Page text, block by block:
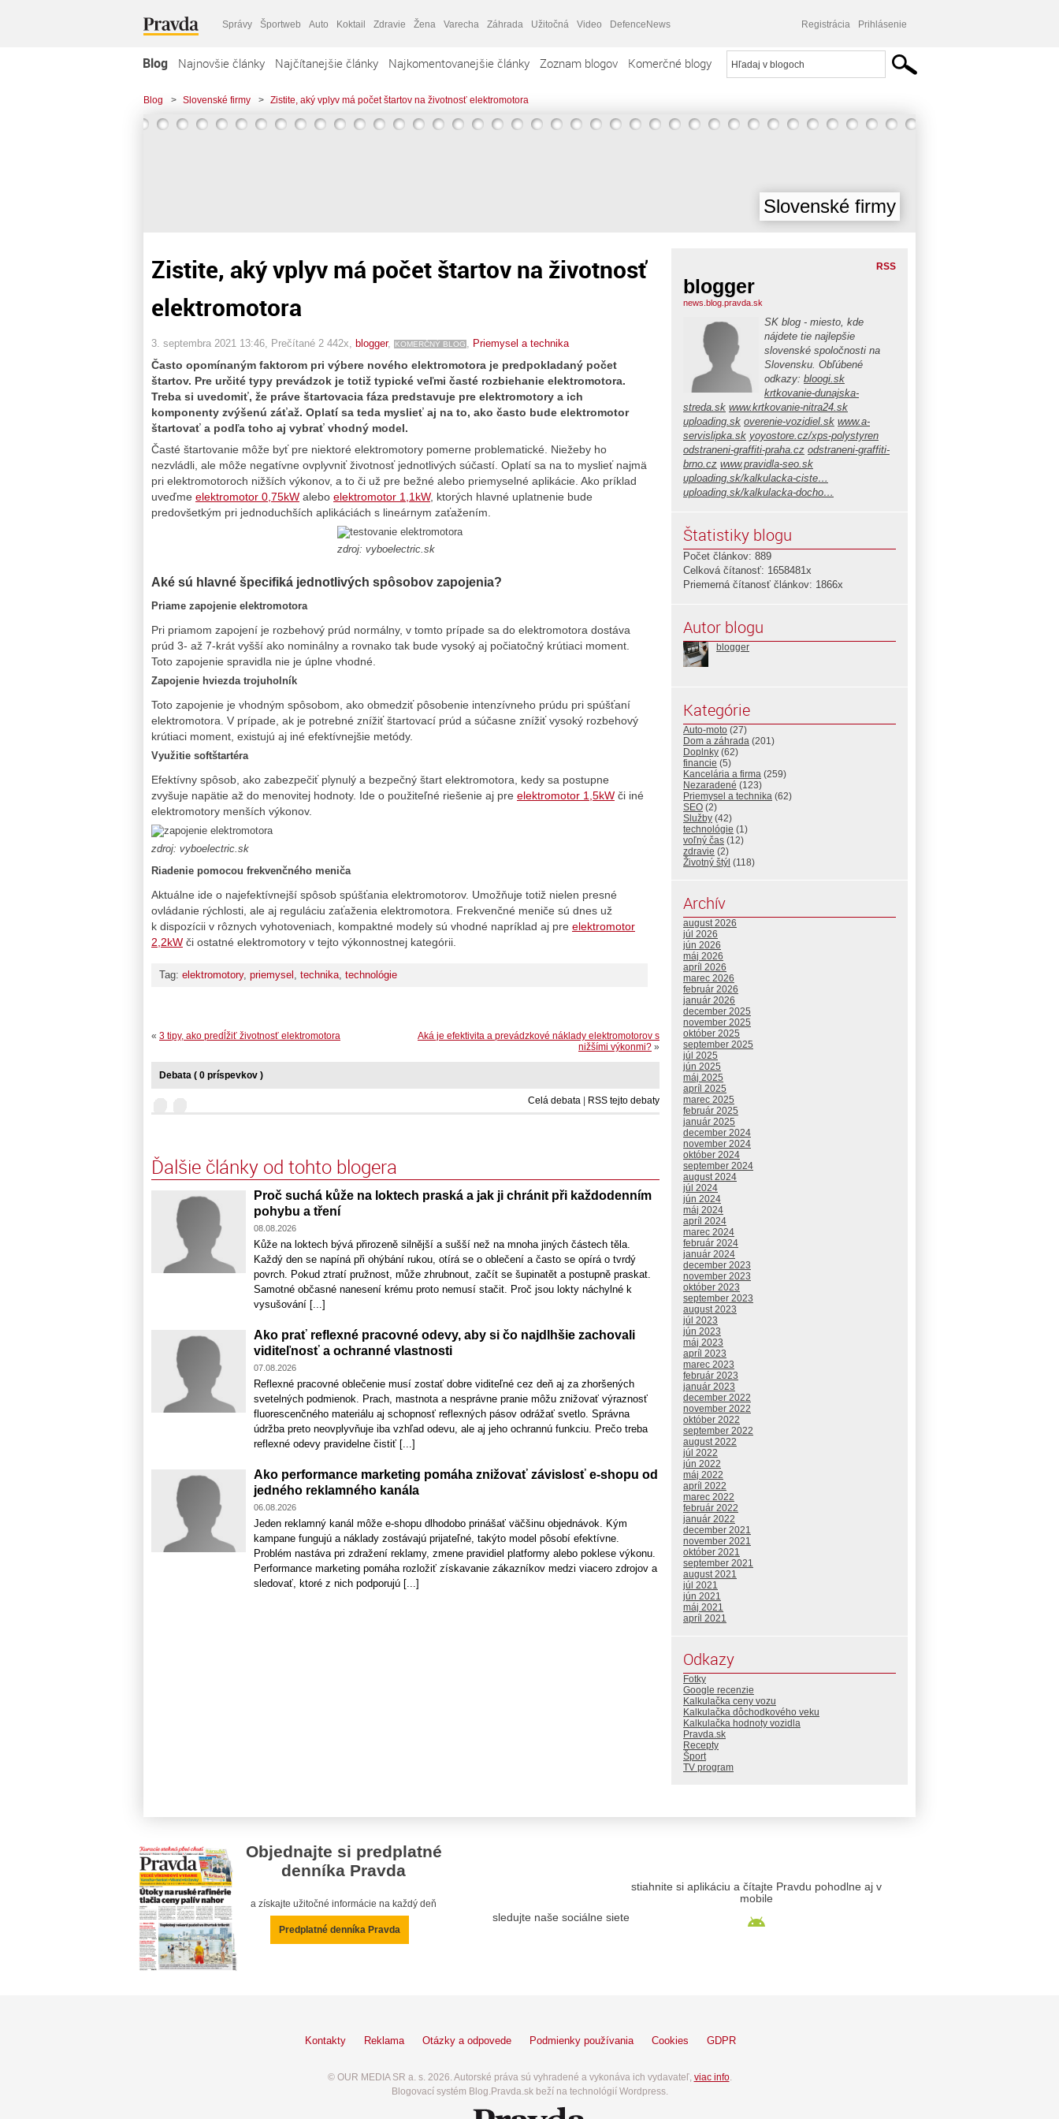
Správy Športweb Auto Koktail Zdravie Žena Varecha Záhrada Užitočná Video DefenceNews Registrácia Prihlásenie
Blog Najnovšie články Najčítanejšie články Najkomentovanejšie články Zoznam blogov Komerčné blogy
Blog > Slovenské firmy > Zistite, aký vplyv má počet štartov na životnosť elektromotora
Slovenské firmy
Zistite, aký vplyv má počet štartov na životnosť
elektromotora
3. septembra 2021 13:46 , Prečítané 2 442x, blogger, KOMERČNÝ BLOG Priemysel a technika
Často opomínaným faktorom pri výbere nového elektromotora je predpokladaný počet
štartov. Pre určité typy prevádzok je totiž typické veľmi časté rozbiehanie elektromotora.
Treba si uvedomiť, že práve štartovacia fáza predstavuje pre elektromotory a ich
komponenty zvýšenú záťaž. Oplatí sa teda myslieť aj na to, ako často bude elektromotor
štartovať a podľa toho aj vybrať vhodný model.
Časté štartovanie môže byť pre niektoré elektromotory pomerne problematické. Niežeby ho
nezvládli, ale môže negatívne ovplyvniť životnosť jednotlivých súčastí. Oplatí sa na to myslieť najmä
pri elektromotoroch nižších výkonov, a to či už pre bežné alebo priemyselné aplikácie. Ako príklad
uveďme elektromotor 0,75kW alebo elektromotor 1,1kW, ktorých hlavné uplatnenie bude
predovšetkým pri jednoduchších aplikáciách s lineárnym zaťažením.
zdroj: vyboelectric.sk
Aké sú hlavné špecifiká jednotlivých spôsobov zapojenia?
Priame zapojenie elektromotora
Pri priamom zapojení je rozbehový prúd normálny, v tomto prípade sa do elektromotora dostáva
prúd 3- až 7-krát vyšší ako nominálny a rovnako tak bude vysoký aj počiatočný krútiaci moment.
Toto zapojenie spravidla nie je úplne vhodné.
Zapojenie hviezda trojuholník
Toto zapojenie je vhodným spôsobom, ako obmedziť pôsobenie intenzívneho prúdu pri spúšťaní
elektromotora. V prípade, ak je potrebné znížiť štartovací prúd a súčasne znížiť vysoký rozbehový
krútiaci moment, existujú aj iné efektívnejšie metódy.
Využitie softštartéra
Efektívny spôsob, ako zabezpečiť plynulý a bezpečný štart elektromotora, kedy sa postupne
zvyšuje napätie až do menovitej hodnoty. Ide o použiteľné riešenie aj pre elektromotor 1,5kW či iné
elektromotory menších výkonov.
zdroj: vyboelectric.sk
Riadenie pomocou frekvenčného meniča
Aktuálne ide o najefektívnejší spôsob spúšťania elektromotorov. Umožňuje totiž nielen presné
ovládanie rýchlosti, ale aj reguláciu zaťaženia elektromotora. Frekvenčné meniče sú dnes už
k dispozícii v rôznych vyhotoveniach, kompaktné modely sú vhodné napríklad aj pre elektromotor
2,2kW či ostatné elektromotory v tejto výkonnostnej kategórii.
Tag: elektromotory, priemysel technika technológie
Aká je efektivita a prevádzkové náklady elektromotorov s
nižšími výkonmi? »
« 3 tipy, ako predĺžiť životnosť elektromotora
Debata ( 0 príspevkov )
Celá debata | RSS tejto debaty
Ďalšie články od tohto blogera
Proč suchá kůže na loktech praská a jak ji chránit při každodenním
pohybu a tření
08.08.2026
Kůže na loktech bývá přirozeně silnější a sušší než na mnoha jiných částech těla.
Každý den se napíná při ohýbání rukou, otírá se o oblečení a často se opírá o tvrdý
povrch. Pokud ztratí pružnost, může zhrubnout, začít se šupinatět a postupně praskat.
Samotné občasné nanesení krému proto nemusí stačit. Proč jsou lokty náchylné k
vysušování [...]
Ako prať reflexné pracovné odevy, aby si čo najdlhšie zachovali
viditeľnosť a ochranné vlastnosti
07.08.2026
Reflexné pracovné oblečenie musí zostať dobre viditeľné cez deň aj za zhoršených
svetelných podmienok. Prach, mastnota a nesprávne pranie môžu znižovať výraznosť
fluorescenčného materiálu aj schopnosť reflexných pásov odrážať svetlo. Správna
údržba preto neovplyvňuje iba vzhľad odevu, ale aj jeho ochrannú funkciu. Prečo treba
reflexné odevy pravidelne čistiť [...]
Ako performance marketing pomáha znižovať závislosť e-shopu od
jedného reklamného kanála
06.08.2026
Jeden reklamný kanál môže e-shopu dlhodobo prinášať väčšinu objednávok. Kým
kampane fungujú a náklady zostávajú prijateľné, takýto model pôsobí efektívne.
Problém nastáva pri zdražení reklamy, zmene pravidiel platformy alebo poklese výkonu.
Performance marketing pomáha rozložiť získavanie zákazníkov medzi viacero zdrojov a
sledovať, ktoré z nich podporujú [...]
RSS
blogger
news.blog.pravda.sk
SK blog - miesto, kde
nájdete tie najlepšie
slovenské spoločnosti na
Slovensku. Obľúbené
odkazy: bloogi.sk
krtkovanie-dunajska-
streda.sk www.krtkovanie-nitra24.sk
uploading.sk overenie-vozidiel.sk www.a-
servislipka.sk yoyostore.cz/xps-polystyren
odstraneni-graffiti-praha.cz odstraneni-graffiti-
brno.cz www.pravidla-seo.sk
uploading.sk/kalkulacka-ciste…
uploading.sk/kalkulacka-docho…
Štatistiky blogu
Počet článkov: 889
Celková čítanosť: 1658481x
Priemerná čítanosť článkov: 1866x
Autor blogu
blogger
Kategórie
Auto-moto (27)
Dom a záhrada (201)
Doplnky (62)
financie (5)
Kancelária a firma (259)
Nezaradené (123)
Priemysel a technika (62)
SEO (2)
Služby (42)
technológie (1)
voľný čas (12)
zdravie (2)
Životný štýl (118)
Archív
august 2026
júl 2026
jún 2026
máj 2026
apríl 2026
marec 2026
február 2026
január 2026
december 2025
november 2025
október 2025
september 2025
júl 2025
jún 2025
máj 2025
apríl 2025
marec 2025
február 2025
január 2025
december 2024
november 2024
október 2024
september 2024
august 2024
júl 2024
jún 2024
máj 2024
apríl 2024
marec 2024
február 2024
január 2024
december 2023
november 2023
október 2023
september 2023
august 2023
júl 2023
jún 2023
máj 2023
apríl 2023
marec 2023
február 2023
január 2023
december 2022
november 2022
október 2022
september 2022
august 2022
júl 2022
jún 2022
máj 2022
apríl 2022
marec 2022
február 2022
január 2022
december 2021
november 2021
október 2021
september 2021
august 2021
júl 2021
jún 2021
máj 2021
apríl 2021
Odkazy
Fotky
Google recenzie
Kalkulačka ceny vozu
Kalkulačka dôchodkového veku
Kalkulačka hodnoty vozidla
Pravda.sk
Recepty
Šport
TV program
Objednajte si predplatné
denníka Pravda
a získajte užitočné informácie na každý deň
Predplatné denníka Pravda
sledujte naše sociálne siete
stiahnite si aplikáciu a čítajte Pravdu pohodlne aj v
mobile
Kontakty Reklama Otázky a odpovede Podmienky používania Cookies GDPR
© OUR MEDIA SR a. s. 2026. Autorské práva sú vyhradené a vykonáva ich vydavateľ, viac info.
Blogovací systém Blog.Pravda.sk beží na technológií Wordpress.